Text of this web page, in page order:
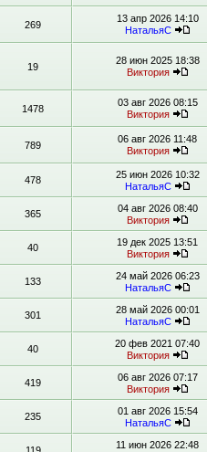
269
13 апр 2026 14:10
НатальяС
19
28 июн 2025 18:38
Виктория
1478
03 авг 2026 08:15
Виктория
789
06 авг 2026 11:48
Виктория
478
25 июн 2026 10:32
НатальяС
365
04 авг 2026 08:40
Виктория
40
19 дек 2025 13:51
Виктория
133
24 май 2026 06:23
НатальяС
301
28 май 2026 00:01
НатальяС
40
20 фев 2021 07:40
Виктория
419
06 авг 2026 07:17
Виктория
235
01 авг 2026 15:54
НатальяС
11 июн 2026 22:48